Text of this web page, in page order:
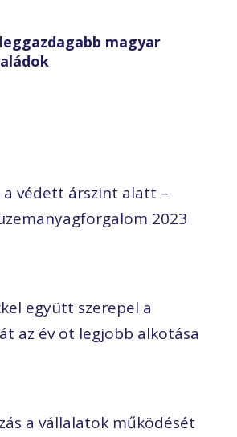
magyar
a védett árszint alatt –
2023
együtt szerepel a
az év öt legjobb alkotása
a vállalatok működését